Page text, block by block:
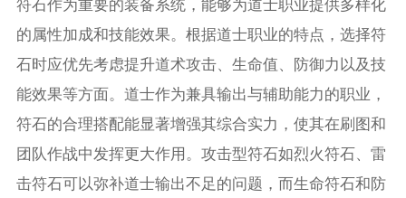
符石作为重要的装备系统，能够为道士职业提供多样化
的属性加成和技能效果。根据道士职业的特点，选择符
石时应优先考虑提升道术攻击、生命值、防御力以及技
能效果等方面。道士作为兼具输出与辅助能力的职业，
符石的合理搭配能显著增强其综合实力，使其在刷图和
团队作战中发挥更大作用。攻击型符石如烈火符石、雷
击符石可以弥补道士输出不足的问题，而生命符石和防